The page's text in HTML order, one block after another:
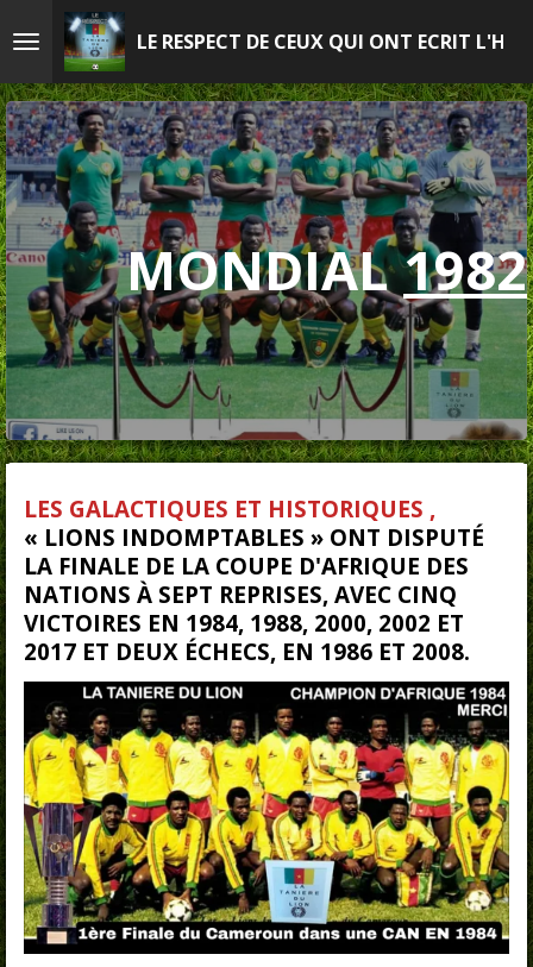
au
contenu
principal
LE RESPECT DE CEUX QUI ONT ECRIT
MONDIAL1982
LES GALACTIQUES ET HISTORIQUES ,
« LIONS INDOMPTABLES » ONT DISPUTÉ
LA FINALE DE LA COUPE D'AFRIQUE DES
NATIONS À SEPT REPRISES, AVEC CINQ
VICTOIRES EN 1984, 1988, 2000, 2002 ET
2017 ET DEUX ÉCHECS, EN 1986 ET 2008.